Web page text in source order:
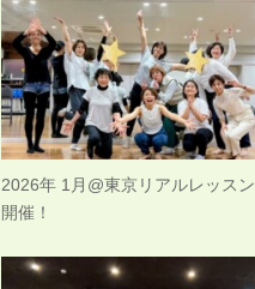
2026年 1月@東京リアルレッスン
開催！